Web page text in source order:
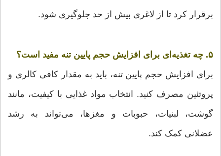
برقرار کرد تا از لاغری بیش از حد جلوگیری شود.
۵. چه تغذیه‌ای برای افزایش حجم پایین تنه مفید است؟
برای افزایش حجم پایین تنه، باید به مقدار کافی کالری و
پروتئین مصرف کنید. انتخاب مواد غذایی با کیفیت، مانند
گوشت، لبنیات، حبوبات و مغزها، می‌تواند به رشد
عضلانی کمک کند.